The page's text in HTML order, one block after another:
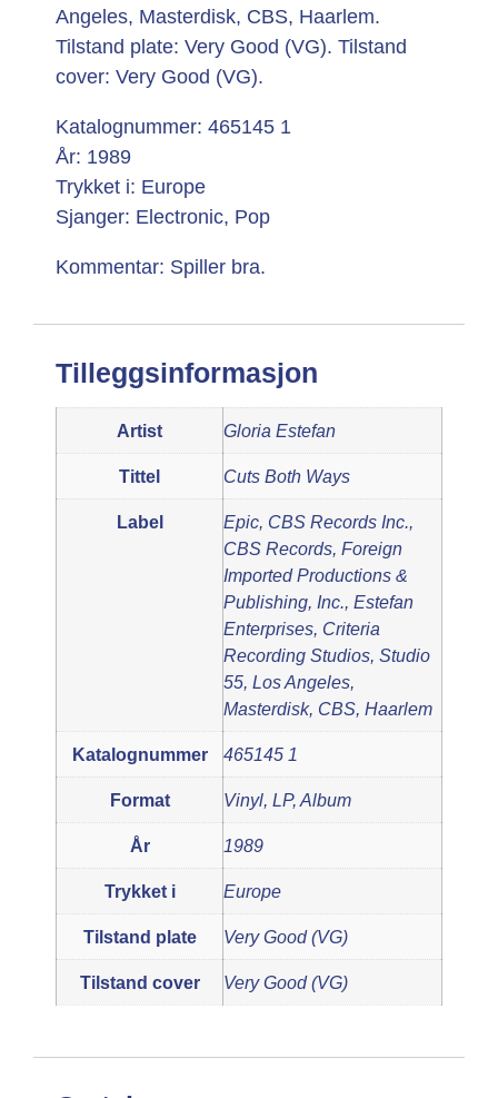
Angeles, Masterdisk, CBS, Haarlem.
Tilstand plate: Very Good (VG). Tilstand
cover: Very Good (VG).
Katalognummer: 465145 1
År: 1989
Trykket i: Europe
Sjanger: Electronic, Pop
Kommentar: Spiller bra.
Tilleggsinformasjon
Artist Gloria Estefan
Tittel Cuts Both Ways
Label
Epic, CBS Records Inc.,
CBS Records, Foreign
Imported Productions &
Publishing, Inc., Estefan
Enterprises, Criteria
Recording Studios, Studio
55, Los Angeles,
Masterdisk, CBS, Haarlem
Katalognummer 465145 1
Format Vinyl, LP, Album
År 1989
Trykket i Europe
Tilstand plate Very Good (VG)
Tilstand cover Very Good (VG)